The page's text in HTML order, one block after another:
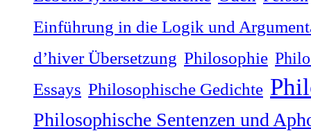
Einführung in die Logik und
dʼhiver Übersetzung Philosophie
Essays Philosophische Gedichte
Philosophische Sentenzen und